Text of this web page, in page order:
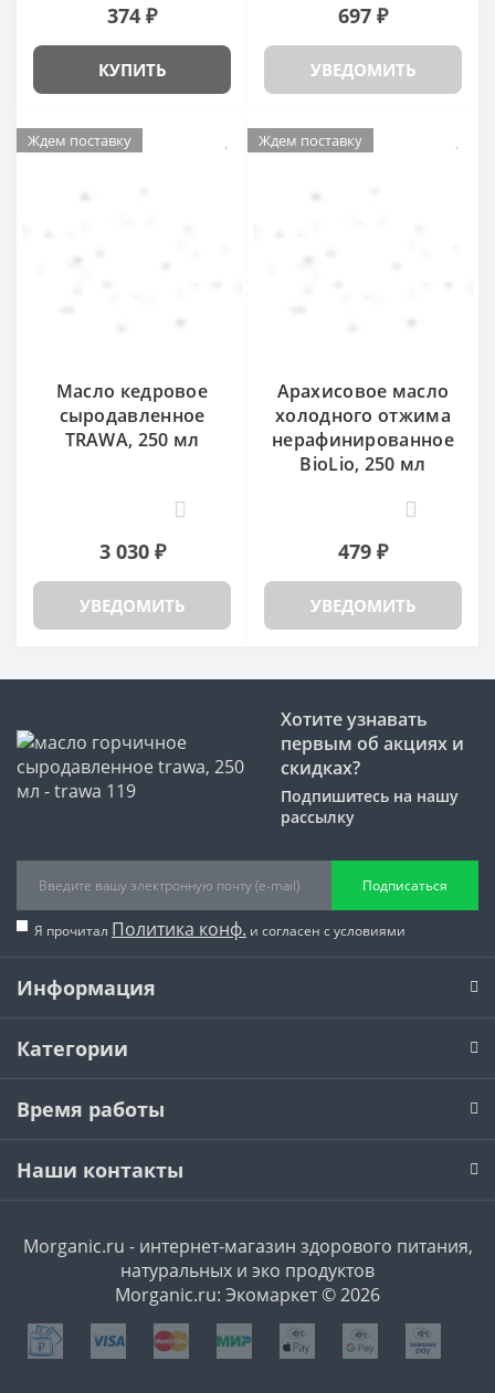
374 ₽
КУПИТЬ
697 ₽
УВЕДОМИТЬ
Ждем поставку
Масло кедровое
сыродавленное
TRAWA, 250 мл
14
3 030 ₽
УВЕДОМИТЬ
Ждем поставку
Арахисовое масло
холодного отжима
нерафинированное
BioLio, 250 мл
479 ₽
УВЕДОМИТЬ
Хотите узнавать
первым об акциях и
скидках?
Подпишитесь на нашу
рассылку
Подписаться
Я прочитал Политика конф. и согласен с условиями
Информация
Категории
Время работы
Наши контакты
Morganic.ru - интернет-магазин здорового питания,
натуральных и эко продуктов
Morganic.ru: Экомаркет © 2026